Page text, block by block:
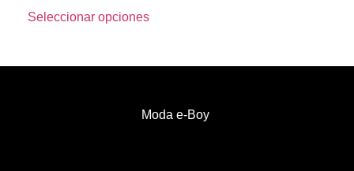
Seleccionar opciones
Moda e-Boy